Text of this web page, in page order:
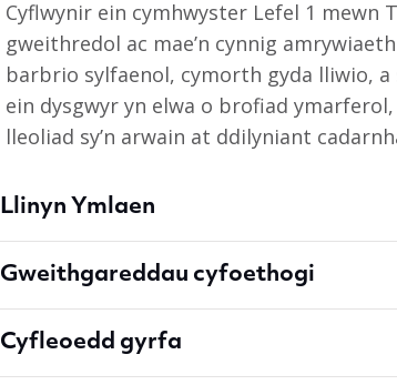
Cyflwynir ein cymhwyster Lefel 1 mewn
gweithredol ac mae’n cynnig
barbrio sylfaenol, cymorth gyda lliwio,
ein dysgwyr yn elwa o brofiad
lleoliad sy’n arwain at ddilyniant
Llinyn Ymlaen
Gweithgareddau cyfoethogi
Cyfleoedd gyrfa